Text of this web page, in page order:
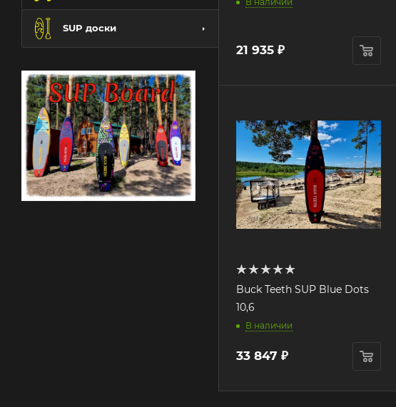
21 935 ₽
Buck Teeth SUP Blue Dots
10,6
В наличии
33 847 ₽
SUP доски